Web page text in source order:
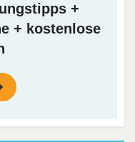
+
+ kostenlose